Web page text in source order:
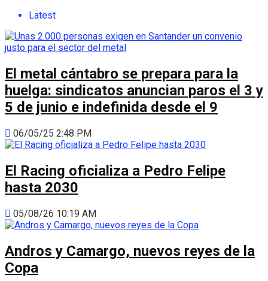
Latest
El metal cántabro se prepara para la
huelga: sindicatos anuncian paros el 3 y
5 de junio e indefinida desde el 9
06/05/25 2:48 PM
El Racing oficializa a Pedro Felipe
hasta 2030
05/08/26 10:19 AM
Andros y Camargo, nuevos reyes de la
Copa